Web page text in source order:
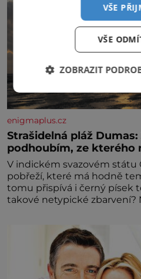
enigmaplus.cz
Strašidelná pláž
podhoubím, ze kterého
V indickém svazovém státu
pobřeží, které má hodně
tomu přispívá i černý písek
VŠE
VŠE
ZOBRAZIT